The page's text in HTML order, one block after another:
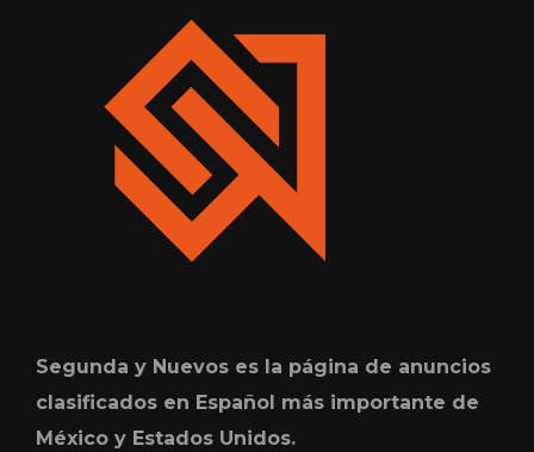
Segunda y Nuevos es la página de anuncios
clasificados en Español más importante de
México y Estados Unidos.